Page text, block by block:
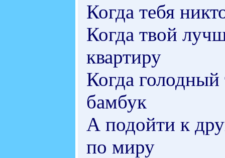
Когда тебя
Когда твой
квартиру
Когда
бамбук
А подойти к
по миру